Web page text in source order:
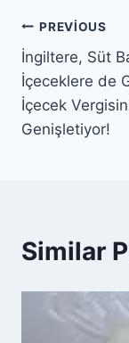
Yazı
PREVIOUS
İngiltere, Süt
İçeceklere de
İçecek
Genişletiyor!
Similar